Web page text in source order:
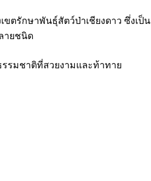
ตรักษาพันธุ์สัตว์ป่าเชียงดาว ซึ่งเป็น
ายชนิด
รมชาติที่สวยงามและท้าทาย